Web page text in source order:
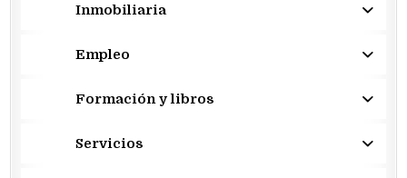
Inmobiliaria
Empleo
Formación y libros
Servicios